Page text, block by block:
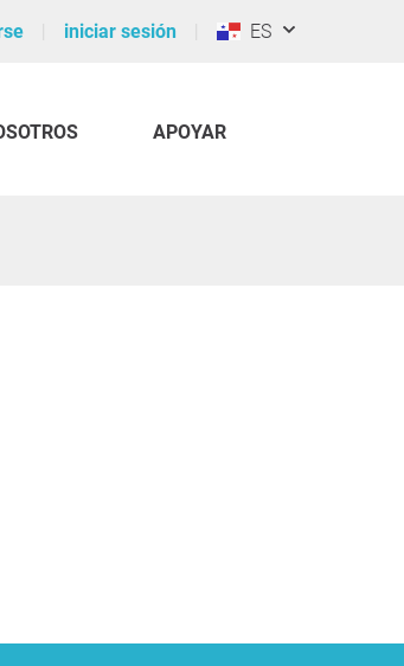
iniciar sesión ES
APOYAR